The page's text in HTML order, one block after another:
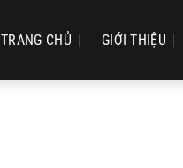
TRANG CHỦ GIỚI THIỆU